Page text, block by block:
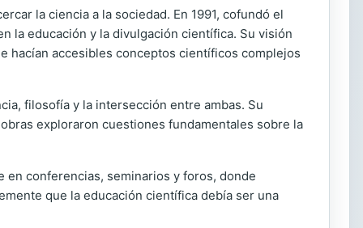
la ciencia a la sociedad. En 1991, cofundó el
la educación y la divulgación científica. Su visión
hacían accesibles conceptos científicos complejos
filosofía y la intersección entre ambas. Su
exploraron cuestiones fundamentales sobre la
en conferencias, seminarios y foros, donde
que la educación científica debía ser una